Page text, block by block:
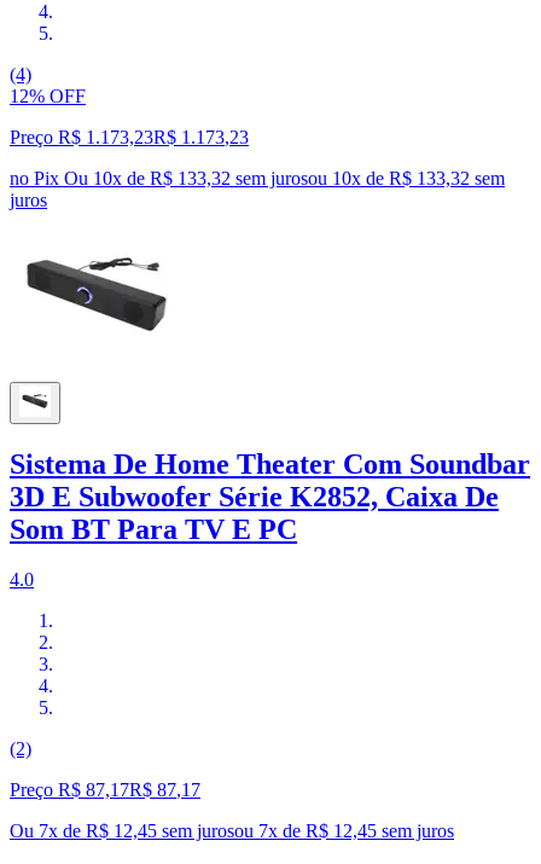
(4)
12% OFF
Preço R$ 1.173,23R$ 1.173,23
no Pix Ou 10x de R$ 133,32 sem jurosou 10x de R$ 133,32 sem
juros
Sistema De Home Theater Com Soundbar
3D E Subwoofer Série K2852, Caixa De
Som BT Para TV E PC
4.0
(2)
Preço R$ 87,17R$ 87,17
Ou 7x de R$ 12,45 sem jurosou 7x de R$ 12,45 sem juros